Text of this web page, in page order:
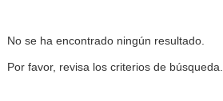
No se ha encontrado ningún resultado.
Por favor, revisa los criterios de búsqueda.